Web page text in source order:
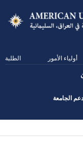
الطلبة أولياء الأمور
دعم الجامعة